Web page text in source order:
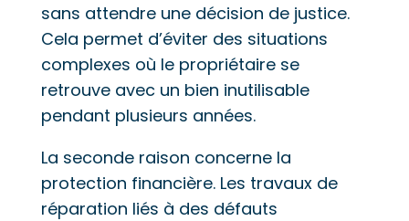
sans attendre une décision de justice.
Cela permet d’éviter des situations
complexes où le propriétaire se
retrouve avec un bien inutilisable
pendant plusieurs années.
La seconde raison concerne la
protection financière. Les travaux de
réparation liés à des défauts